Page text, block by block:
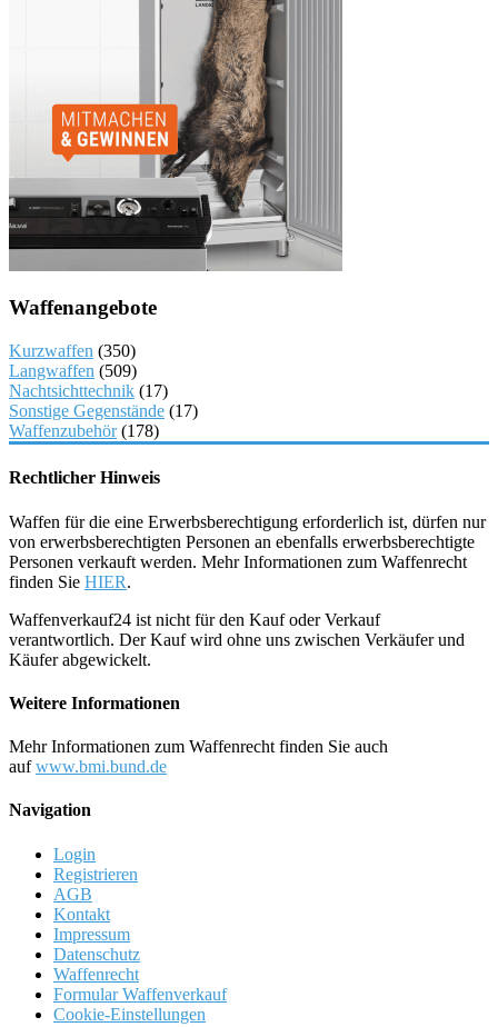
Waffenangebote
Kurzwaffen (350)
Langwaffen (509)
Nachtsichttechnik (17)
Sonstige Gegenstände (17)
Waffenzubehör(178)
Rechtlicher Hinweis
Waffen für die eine Erwerbsberechtigung erforderlich ist, dürfen nur
von erwerbsberechtigten Personen an ebenfalls erwerbsberechtigte
Personen verkauft werden. Mehr Informationen zum Waffenrecht
finden Sie HIER.
Waffenverkauf24 ist nicht für den Kauf oder Verkauf
verantwortlich. Der Kauf wird ohne uns zwischen Verkäufer und
Käufer abgewickelt.
Weitere Informationen
Mehr Informationen zum Waffenrecht finden Sie auch
aufwww.bmi.bund.de
Navigation
Login
Registrieren
AGB
Kontakt
Impressum
Datenschutz
Waffenrecht
Formular Waffenverkauf
Cookie-Einstellungen